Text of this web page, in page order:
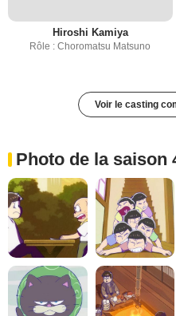
Hiroshi Kamiya
Rôle : Choromatsu Matsuno
Voir le casting
Photo de la saison